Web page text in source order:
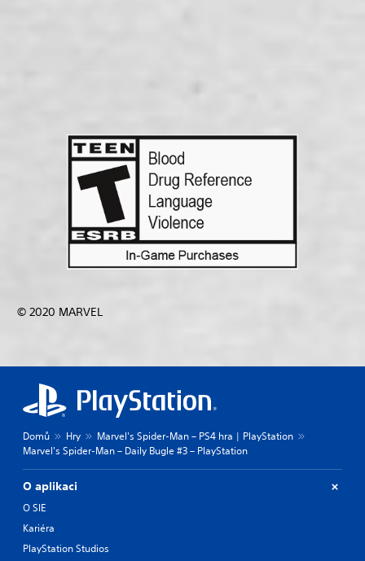
© 2020 MARVEL
Domů Hry
Marvel's Spider-Man – PS4 hra | PlayStation
Marvel's Spider-Man – Daily Bugle #3 – PlayStation
O aplikaci
O SIE
Kariéra
PlayStation Studios